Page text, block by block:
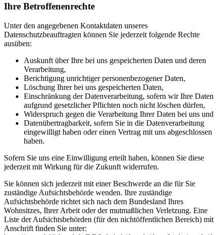
Ihre Betroffenenrechte
Unter den angegebenen Kontaktdaten unseres
Datenschutzbeauftragten können Sie jederzeit folgende Rechte
ausüben:
Auskunft über Ihre bei uns gespeicherten Daten und deren
Verarbeitung,
Berichtigung unrichtiger personenbezogener Daten,
Löschung Ihrer bei uns gespeicherten Daten,
Einschränkung der Datenverarbeitung, sofern wir Ihre Daten
aufgrund gesetzlicher Pflichten noch nicht löschen dürfen,
Widerspruch gegen die Verarbeitung Ihrer Daten bei uns und
Datenübertragbarkeit, sofern Sie in die Datenverarbeitung
eingewilligt haben oder einen Vertrag mit uns abgeschlossen
haben.
Sofern Sie uns eine Einwilligung erteilt haben, können Sie diese
jederzeit mit Wirkung für die Zukunft widerrufen.
Sie können sich jederzeit mit einer Beschwerde an die für Sie
zuständige Aufsichtsbehörde wenden. Ihre zuständige
Aufsichtsbehörde richtet sich nach dem Bundesland Ihres
Wohnsitzes, Ihrer Arbeit oder der mutmaßlichen Verletzung. Eine
Liste der Aufsichtsbehörden (für den nichtöffentlichen Bereich) mit
Anschrift finden Sie unter: